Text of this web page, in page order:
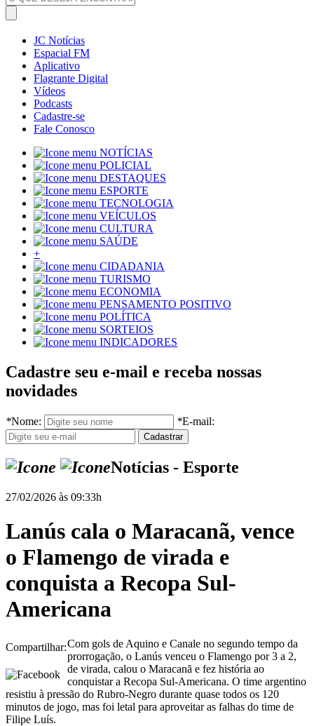
JC Notícias
Espacial FM
Aplicativo
Flagrante Digital
Vídeos
Podcasts
Cadastre-se
Fale Conosco
NOTÍCIAS
POLICIAL
DESTAQUES
ESPORTE
TECNOLOGIA
VEÍCULOS
CULTURA
SAÚDE
+
CIDADANIA
TURISMO
ECONOMIA
PENSAMENTO POSITIVO
POLÍTICA
SORTEIOS
INDICADORES
Cadastre seu e-mail e receba nossas
novidades
*Nome: *E-mail:
Notícias - Esporte
27/02/2026 às 09:33h
Lanús cala o Maracanã, vence
o Flamengo de virada e
conquista a Recopa Sul-
Americana
Compartilhar:Com gols de Aquino e Canale no segundo tempo da
prorrogação, o Lanús venceu o Flamengo por 3 a 2,
de virada, calou o Maracanã e fez história ao
conquistar a Recopa Sul-Americana. O time argentino
resistiu à pressão do Rubro-Negro durante quase todos os 120
minutos de jogo, mas foi letal para aproveitar as falhas do time de
Filipe Luís.